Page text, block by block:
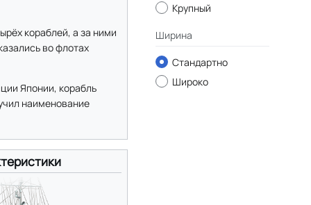
Крупный
Ширина
Стандартно
Широко
кораблей, а за ними
во флотах
Японии, корабль
наименование